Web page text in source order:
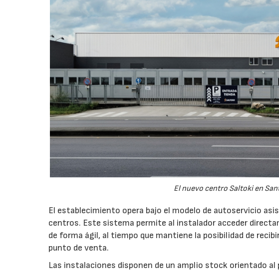
El nuevo centro Saltoki en
El establecimiento opera bajo el modelo de autoservicio
centros. Este sistema permite al instalador acceder
de forma ágil, al tiempo que mantiene la posibilidad de
punto de venta.
Las instalaciones disponen de un amplio stock orientado